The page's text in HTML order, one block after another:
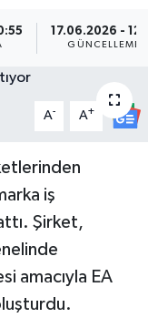
17.06.2026 -
GÜNCELLEME
A- A+
iş
Şirket,
amacıyla EA